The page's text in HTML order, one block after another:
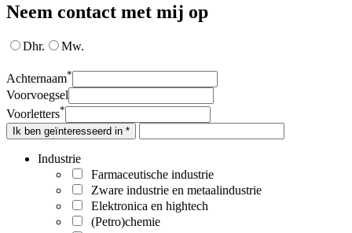
Neem contact met mij op
Dhr. Mw.
Achternaam*
Voorvoegsel
Voorletters*
Ik ben geïnteresseerd in *
Industrie
Farmaceutische industrie
Zware industrie en metaalindustrie
Elektronica en hightech
(Petro)chemie